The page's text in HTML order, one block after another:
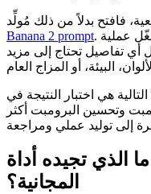
Banana 2 prompt. اكتب فكرتك في صندوق الإدخال، ثم شغّل عملية
تفاصيل تحتاج إلى مزيد
هي اختبار النتيجة في
وتحسين البرومبت أكثر
ما الذي تجيده أداة Image-to-Prompt
المجانية؟